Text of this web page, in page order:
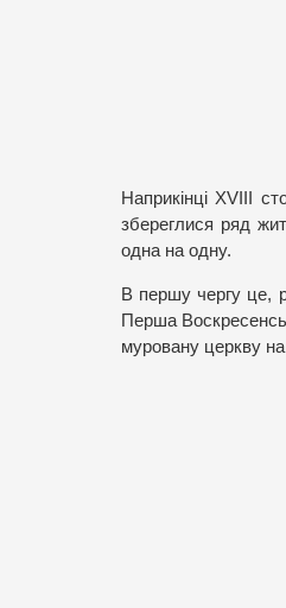
Наприкінці ХVІІІ
збереглися ряд
одна на одну.
В першу чергу це,
Перша
муровану церкву на